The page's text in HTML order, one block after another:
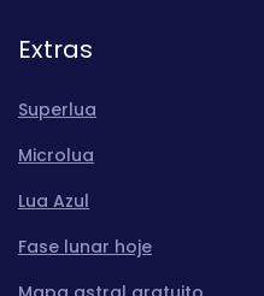
Extras
Superlua
Microlua
Lua Azul
Fase lunar hoje